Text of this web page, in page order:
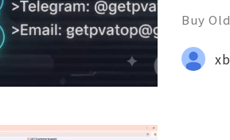
Buy
STANT
pvatop